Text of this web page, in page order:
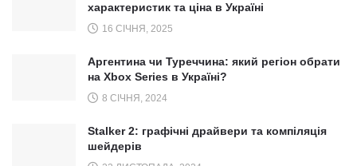
характеристик та ціна в Україні
16 СІЧНЯ, 2025
Аргентина чи Туреччина: який регіон обрати
на Xbox Series в Україні?
8 СІЧНЯ, 2024
Stalker 2: графічні драйвери та компіляція
шейдерів